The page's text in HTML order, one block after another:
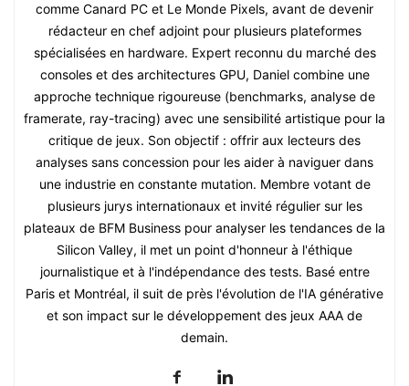
comme Canard PC et Le Monde Pixels, avant de devenir
rédacteur en chef adjoint pour plusieurs plateformes
spécialisées en hardware. Expert reconnu du marché des
consoles et des architectures GPU, Daniel combine une
approche technique rigoureuse (benchmarks, analyse de
framerate, ray-tracing) avec une sensibilité artistique pour la
critique de jeux. Son objectif : offrir aux lecteurs des
analyses sans concession pour les aider à naviguer dans
une industrie en constante mutation. Membre votant de
plusieurs jurys internationaux et invité régulier sur les
plateaux de BFM Business pour analyser les tendances de la
Silicon Valley, il met un point d'honneur à l'éthique
journalistique et à l'indépendance des tests. Basé entre
Paris et Montréal, il suit de près l'évolution de l'IA générative
et son impact sur le développement des jeux AAA de
demain.